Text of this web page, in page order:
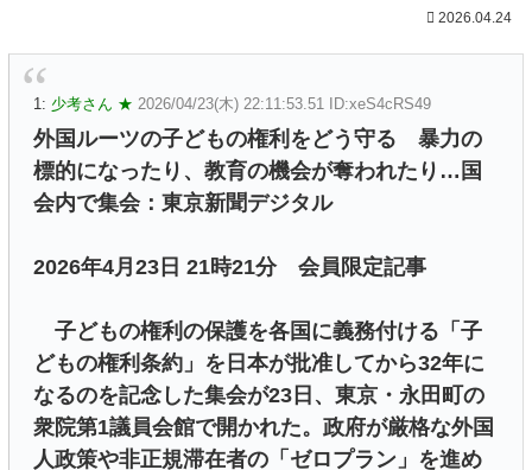
2026.04.24
1: 少考さん ★ 2026/04/23(木) 22:11:53.51 ID:xeS4cRS49
外国ルーツの子どもの権利をどう守る 暴力の
標的になったり、教育の機会が奪われたり…国
会内で集会：東京新聞デジタル
2026年4月23日 21時21分 会員限定記事
子どもの権利の保護を各国に義務付ける「子
どもの権利条約」を日本が批准してから32年に
なるのを記念した集会が23日、東京・永田町の
衆院第1議員会館で開かれた。政府が厳格な外国
人政策や非正規滞在者の「ゼロプラン」を進め